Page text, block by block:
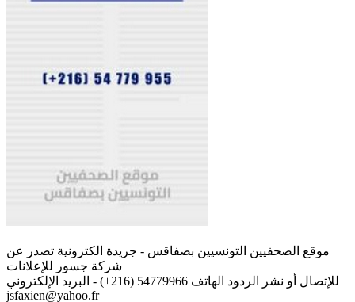
موقع الصحفيين التونسيين بصفاقس - جريدة الكترونية تصدر عن
شركة جسور للإعلانات
للإتصال أو نشر الردود الهاتف 54779966 (216+) - البريد الإلكتروني
jsfaxien@yahoo.fr